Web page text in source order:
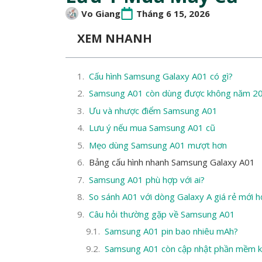
Vo Giang Tháng 6 15, 2026
XEM NHANH
Cấu hình Samsung Galaxy A01 có gì?
Samsung A01 còn dùng được không năm
Ưu và nhược điểm Samsung A01
Lưu ý nếu mua Samsung A01 cũ
Mẹo dùng Samsung A01 mượt hơn
Bảng cấu hình nhanh Samsung Galaxy A01
Samsung A01 phù hợp với ai?
So sánh A01 với dòng Galaxy A giá rẻ mới
Câu hỏi thường gặp về Samsung A01
Samsung A01 pin bao nhiêu mAh?
Samsung A01 còn cập nhật phần mềm